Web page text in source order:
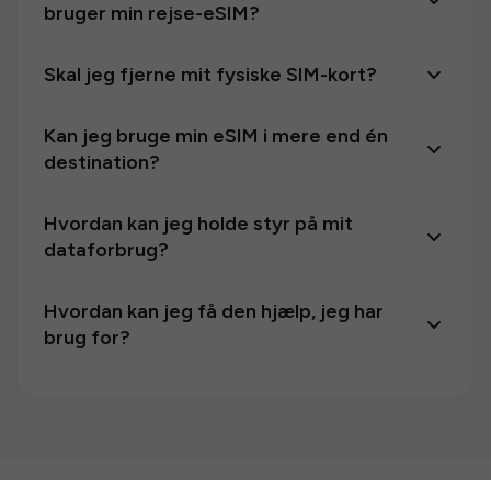
bruger min rejse-eSIM?
Skal jeg fjerne mit fysiske SIM-kort?
Kan jeg bruge min eSIM i mere end én
destination?
Hvordan kan jeg holde styr på mit
dataforbrug?
Hvordan kan jeg få den hjælp, jeg har
brug for?